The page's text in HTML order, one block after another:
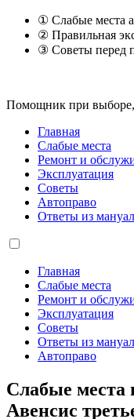
① Слабые места
② Правильная
③ Советы перед
Помощник при выборе,
Главная
Слабые места
Ремонт и
Эксплуатация
Советы
Автоправо
Ответы из
Главная
Слабые места
Ремонт и
Эксплуатация
Советы
Ответы из
Автоправо
Слабые места
Авенсис